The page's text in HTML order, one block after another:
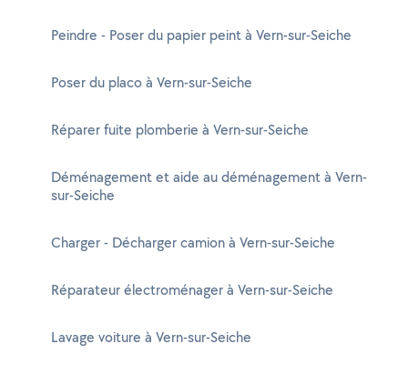
Peindre - Poser du papier peint à Vern-sur-Seiche
Poser du placo à Vern-sur-Seiche
Réparer fuite plomberie à Vern-sur-Seiche
Déménagement et aide au déménagement à Vern-
sur-Seiche
Charger - Décharger camion à Vern-sur-Seiche
Réparateur électroménager à Vern-sur-Seiche
Lavage voiture à Vern-sur-Seiche